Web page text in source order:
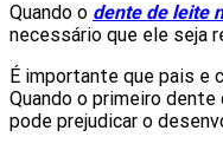
Quando o dente de leite
necessário que ele seja
É importante que pais e
Quando o primeiro
pode prejudicar o